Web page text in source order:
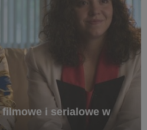
i serialowe w